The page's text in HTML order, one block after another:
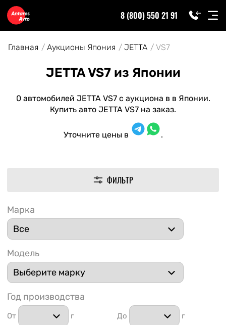
91
8 (800) 550 21 91
Главная Аукционы Япония JETTA VS7
JETTA VS7 из Японии
0 автомобилей JETTA VS7 с аукциона в в Японии.
Купить авто JETTA VS7 на заказ.
Уточните цены в .
ФИЛЬТР
Марка
Модель
Год производства
От г До г